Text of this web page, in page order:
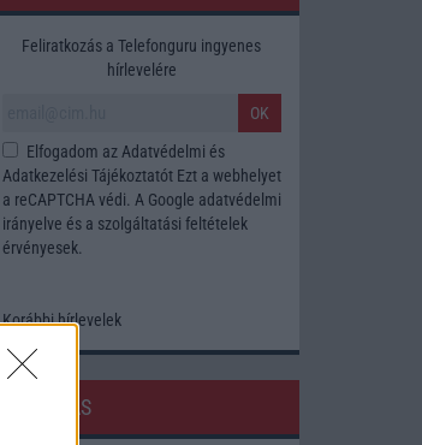
Feliratkozás a Telefonguru ingyenes
hírlevelére
OK
Elfogadom az Adatvédelmi és
Adatkezelési TájékoztatótEzt a webhelyet
a reCAPTCHA védi. A Google adatvédelmi
irányelve és a szolgáltatási feltételek
érvényesek.
Korábbi hírlevelek
SZAVAZÁS